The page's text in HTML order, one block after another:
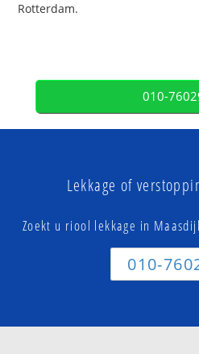
Rotterdam.
010-
Lekkage of
Zoekt u riool lekkage in
010-